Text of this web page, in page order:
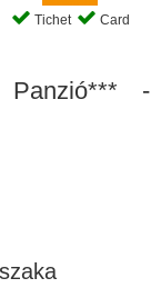
Tichet Card
-